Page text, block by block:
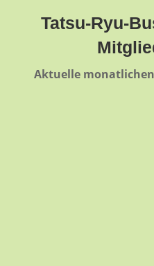
Tatsu-Ryu-
Aktuelle monatlichen